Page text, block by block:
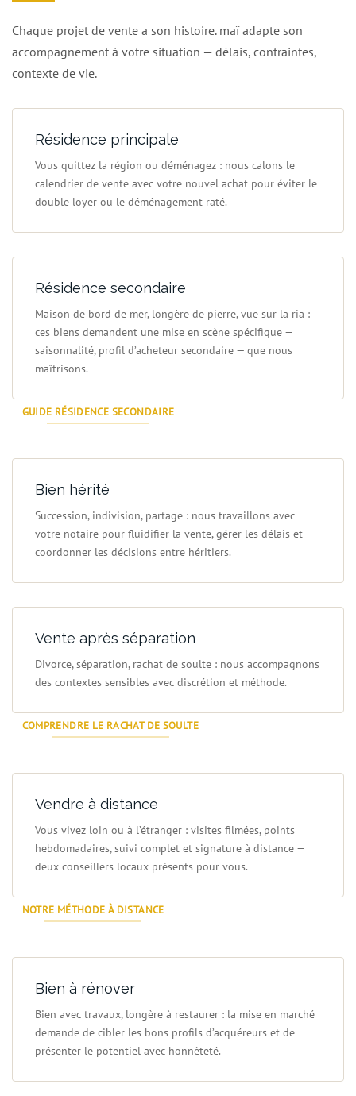
Chaque projet de vente a son histoire. maï adapte son
accompagnement à votre situation — délais, contraintes,
contexte de vie.
Résidence principale
Vous quittez la région ou déménagez : nous calons le
calendrier de vente avec votre nouvel achat pour éviter le
double loyer ou le déménagement raté.
Résidence secondaire
Maison de bord de mer, longère de pierre, vue sur la ria :
ces biens demandent une mise en scène spécifique —
saisonnalité, profil d’acheteur secondaire — que nous
maîtrisons.
GUIDE RÉSIDENCE SECONDAIRE
Bien hérité
Succession, indivision, partage : nous travaillons avec
votre notaire pour fluidifier la vente, gérer les délais et
coordonner les décisions entre héritiers.
Vente après séparation
Divorce, séparation, rachat de soulte : nous accompagnons
des contextes sensibles avec discrétion et méthode.
COMPRENDRE LE RACHAT DE SOULTE
Vendre à distance
Vous vivez loin ou à l’étranger : visites filmées, points
hebdomadaires, suivi complet et signature à distance —
deux conseillers locaux présents pour vous.
NOTRE MÉTHODE À DISTANCE
Bien à rénover
Bien avec travaux, longère à restaurer : la mise en marché
demande de cibler les bons profils d’acquéreurs et de
présenter le potentiel avec honnêteté.